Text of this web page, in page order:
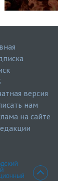
версия
нам
на сайте